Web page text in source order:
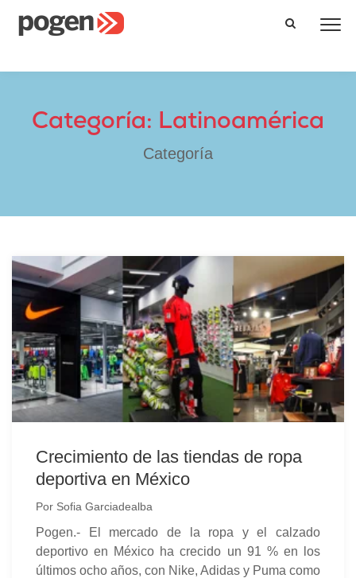
Categoría: Latinoamérica
Categoría
Crecimiento de las tiendas de ropa
deportiva en México
Por Sofia Garciadealba
Pogen.- El mercado de la ropa y el calzado
deportivo en México ha crecido un 91 % en los
últimos ocho años, con Nike, Adidas y Puma como